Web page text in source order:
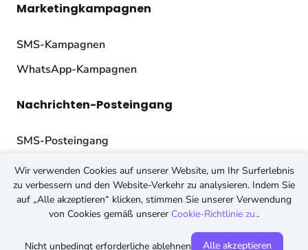
Marketingkampagnen
SMS-Kampagnen
WhatsApp-Kampagnen
Nachrichten-Posteingang
SMS-Posteingang
WhatsApp-Posteingang
API
Wir verwenden Cookies auf unserer Website, um Ihr Surferlebnis
zu verbessern und den Website-Verkehr zu analysieren. Indem Sie
auf „Alle akzeptieren“ klicken, stimmen Sie unserer Verwendung
von Cookies gemäß unserer Cookie-Richtlinie zu..
Nicht unbedingt erforderliche ablehnen Alle akzeptieren